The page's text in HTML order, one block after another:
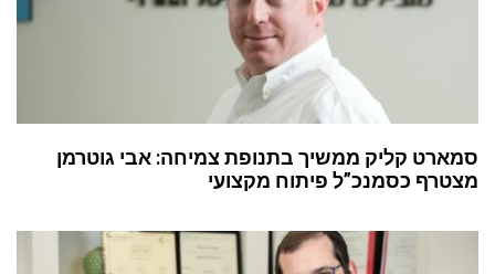
סמארט קליק ממשיך בתנופת צמיחה: אבי גוטרמן
מצטרף כסמנכ”ל פיתוח מקצועי